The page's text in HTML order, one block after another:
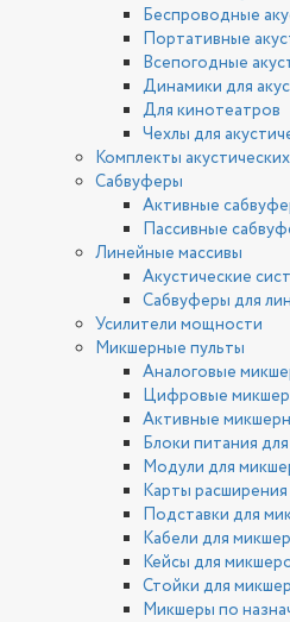
Беспроводные
Портативные
Всепогодные
Динамики для
Для кинотеатров
Чехлы для
Комплекты
Сабвуферы
Активные
Пассивные
Линейные массивы
Акустические
Сабвуферы для
Усилители мощности
Микшерные пульты
Аналоговые
Цифровые
Активные
Блоки питания
Модули для
Карты
Подставки для
Кабели для
Кейсы для
Стойки для
Микшеры по